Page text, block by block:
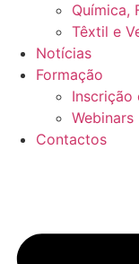
Química,
Têxtil e
Notícias
Formação
Inscrição
Webinars
Contactos